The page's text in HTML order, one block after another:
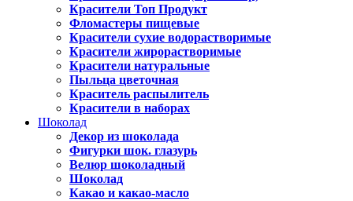
Красители Топ Продукт
Фломастеры пищевые
Красители сухие водорастворимые
Красители жирорастворимые
Красители натуральные
Пыльца цветочная
Краситель распылитель
Красители в наборах
Шоколад
Декор из шоколада
Фигурки шок. глазурь
Велюр шоколадный
Шоколад
Какао и какао-масло